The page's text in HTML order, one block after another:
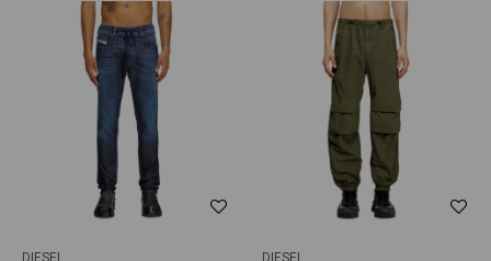
DIESEL DIESEL